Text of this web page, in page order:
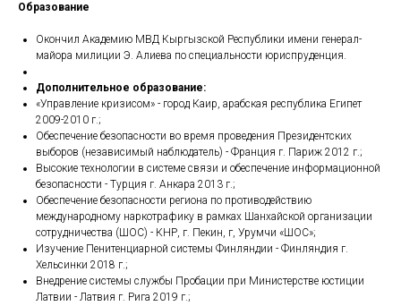
Образование
Окончил Академию МВД Кыргызской Республики имени генерал-
майора милиции Э. Алиева по специальности юриспруденция.
Дополнительное образование:
«Управление кризисом» - город Каир, арабская республика Египет
2009-2010 г.;
Обеспечение безопасности во время проведения Президентских
выборов (независимый наблюдатель) - Франция г. Париж 2012 г.;
Высокие технологии в системе связи и обеспечение информационной
безопасности - Турция г. Анкара 2013 г.;
Обеспечение безопасности региона по противодействию
международному наркотрафику в рамках Шанхайской организации
сотрудничества (ШОС) - КНР, г. Пекин, г, Урумчи «ШОС»;
Изучение Пенитенциарной системы Финляндии - Финляндия г.
Хельсинки 2018 г.;
Внедрение системы службы Пробации при Министерстве юстиции
Латвии - Латвия г. Рига 2019 г.;